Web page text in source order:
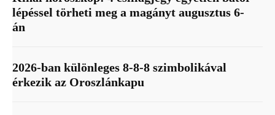
lépéssel törheti meg a magányt augusztus 6-
án
2026-ban különleges 8-8-8 szimbolikával
érkezik az Oroszlánkapu